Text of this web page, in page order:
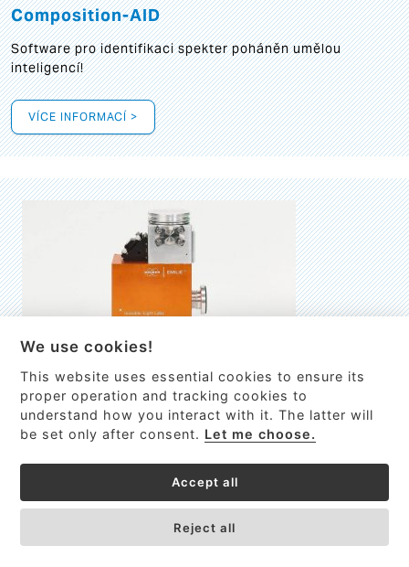
Composition-AID
Software pro identifikaci spekter poháněn umělou
inteligencí!
VÍCE INFORMACÍ >
EMILIE
První nano-elektro-mechanický (NEMS) FTIR analyzátor
We use cookies!
This website uses essential cookies to ensure its
proper operation and tracking cookies to
understand how you interact with it. The latter will
be set only after consent. Let me choose.
Accept all
Reject all